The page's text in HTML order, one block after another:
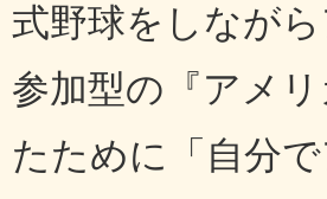
式野球をしなが
参加型の『アメ
たために「自分